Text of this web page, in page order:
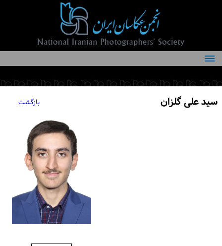
درباره انجمن
کمیته‌های انجمن
سید علی گلزان بازگشت